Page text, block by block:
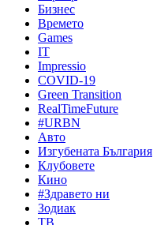
Бизнес
Времето
Games
IT
Impressio
COVID-19
Green Transition
RealTimeFuture
#URBN
Авто
Изгубената България
Клубовете
Кино
#Здравето ни
Зодиак